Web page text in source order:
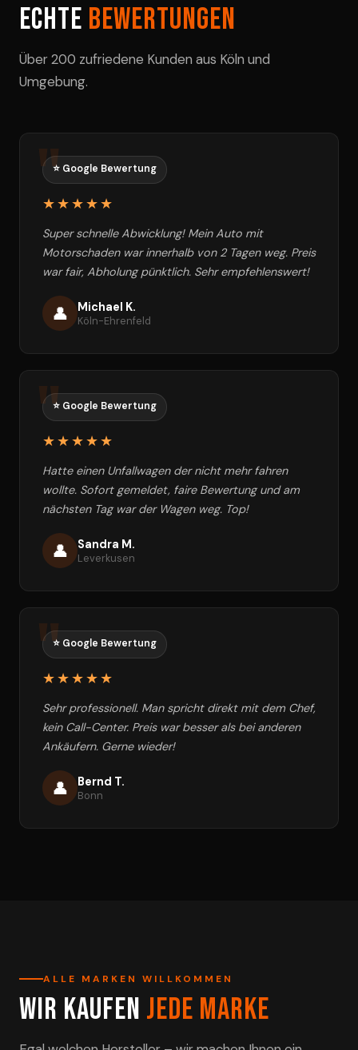
Echte Bewertungen
Über 200 zufriedene Kunden aus Köln und
Umgebung.
⭐ Google Bewertung
★★★★★
Super schnelle Abwicklung! Mein Auto mit
Motorschaden war innerhalb von 2 Tagen weg. Preis
war fair, Abholung pünktlich. Sehr empfehlenswert!
👤 Michael K.
Köln-Ehrenfeld
⭐ Google Bewertung
★★★★★
Hatte einen Unfallwagen der nicht mehr fahren
wollte. Sofort gemeldet, faire Bewertung und am
nächsten Tag war der Wagen weg. Top!
👤 Sandra M.
Leverkusen
⭐ Google Bewertung
★★★★★
Sehr professionell. Man spricht direkt mit dem Chef,
kein Call-Center. Preis war besser als bei anderen
Ankäufern. Gerne wieder!
👤 Bernd T.
Bonn
ALLE MARKEN WILLKOMMEN
Wir kaufen jede Marke